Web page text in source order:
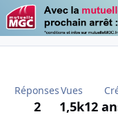
Réponses
2
Vues
1,5k12